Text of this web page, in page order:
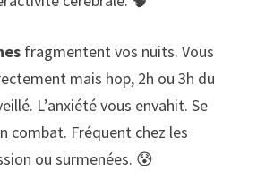
fragmentent vos nuits. Vous
mais hop, 2h ou 3h du
L’anxiété vous envahit. Se
combat. Fréquent chez les
ou surmenées. 😰